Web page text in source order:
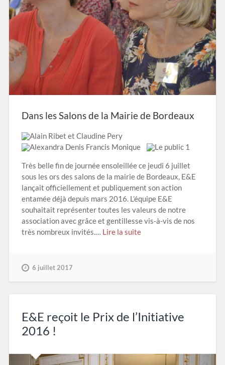
Dans les Salons de la Mairie de Bordeaux
Très belle fin de journée ensoleillée ce jeudi 6 juillet
sous les ors des salons de la mairie de Bordeaux, E&E
lançait officiellement et publiquement son action
entamée déjà depuis mars 2016. L’équipe E&E
souhaitait représenter toutes les valeurs de notre
association avec grâce et gentillesse vis-à-vis de nos
très nombreux invités.… Lire la suite
6 juillet 2017
E&E reçoit le Prix de l’Initiative
2016 !